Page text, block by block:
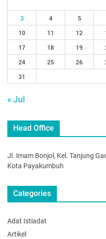
3 4 5
10 11 12
17 18 19
24 25 26
31
« Jul
Head Office
Jl. Imam Bonjol, Kel. Tanjung
Kota Payakumbuh
Categories
Adat Istiadat
Artikel